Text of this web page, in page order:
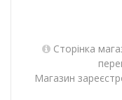
Сторінка
Магазин